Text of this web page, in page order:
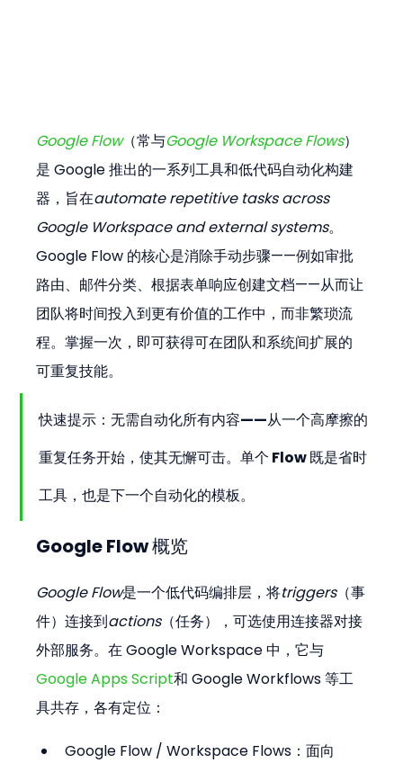
Google Flow（常与Google Workspace Flows）
是 Google 推出的一系列工具和低代码自动化构建
器，旨在automate repetitive tasks across
Google Workspace and external systems。
Google Flow 的核心是消除手动步骤——例如审批
路由、邮件分类、根据表单响应创建文档——从而让
团队将时间投入到更有价值的工作中，而非繁琐流
程。掌握一次，即可获得可在团队和系统间扩展的
可重复技能。
快速提示：无需自动化所有内容——从一个高摩擦的
重复任务开始，使其无懈可击。单个 Flow 既是省时
工具，也是下一个自动化的模板。
Google Flow 概览
Google Flow是一个低代码编排层，将triggers（事
件）连接到actions（任务），可选使用连接器对接
外部服务。在 Google Workspace 中，它与
Google Apps Script和 Google Workflows 等工
具共存，各有定位：
Google Flow / Workspace Flows：面向